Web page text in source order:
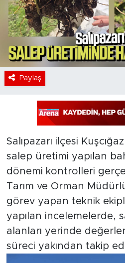
Paylaş
Salıpazarı ilçesi
salep üretimi yapılan
dönemi kontrolleri
Tarım ve Orman
görev yapan teknik
yapılan incelemelerde,
alanları yerinde
süreci yakından takip